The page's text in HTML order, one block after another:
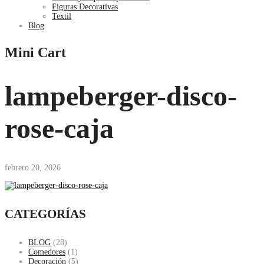
Figuras Decorativas
Textil
Blog
Mini Cart
lampeberger-disco-
rose-caja
febrero 20, 2026
CATEGORÍAS
BLOG (28)
Comedores (1)
Decoración (5)